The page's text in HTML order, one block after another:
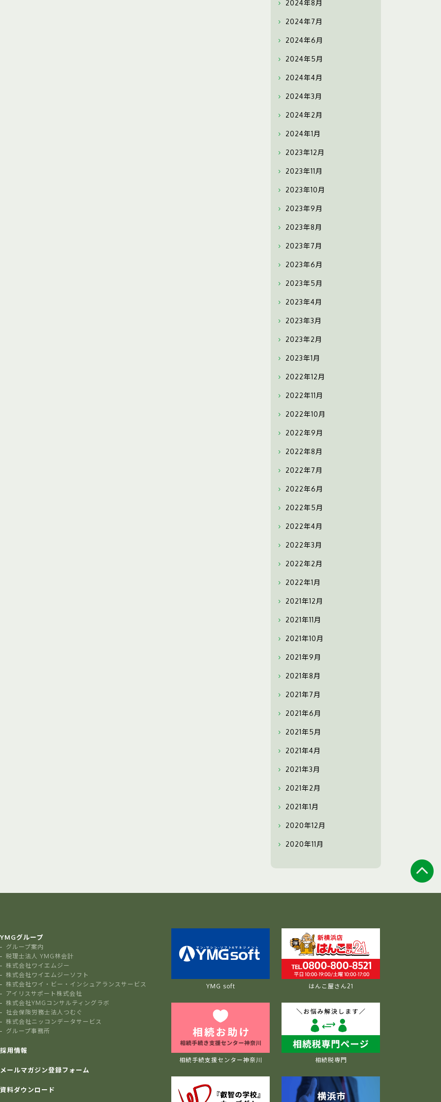
2024年8月
2024年7月
2024年6月
2024年5月
2024年4月
2024年3月
2024年2月
2024年1月
2023年12月
2023年11月
2023年10月
2023年9月
2023年8月
2023年7月
2023年6月
2023年5月
2023年4月
2023年3月
2023年2月
2023年1月
2022年12月
2022年11月
2022年10月
2022年9月
2022年8月
2022年7月
2022年6月
2022年5月
2022年4月
2022年3月
2022年2月
2022年1月
2021年12月
2021年11月
2021年10月
2021年9月
2021年8月
2021年7月
2021年6月
2021年5月
2021年4月
2021年3月
2021年2月
2021年1月
2020年12月
2020年11月
YMGグループ
グループ案内
税理士法人 YMG林会計
株式会社ワイエムジー
株式会社ワイエムジーソフト
株式会社ワイ・ビー・インシュアランスサービス
アイリスサポート株式会社
株式会社YMGコンサルティングラボ
社会保険労務士法人つむぐ
株式会社ニッコンデータサービス
グループ事務所
採用情報
メールマガジン登録フォーム
資料ダウンロード
YMG soft はんこ屋さん21
相続手続支援センター神奈川 相続税専門